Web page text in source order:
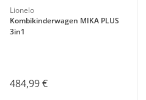
Lionelo
Kombikinderwagen MIKA PLUS
3in1
484,99 €